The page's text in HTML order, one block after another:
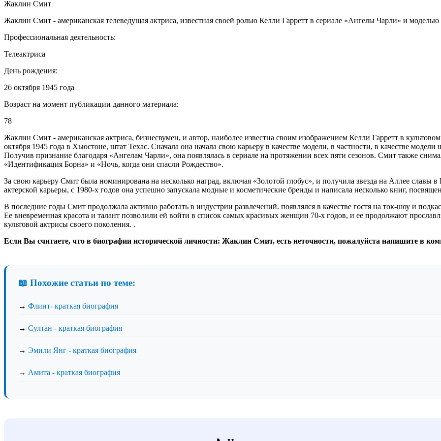
Жаклин Смит
Жаклин Смит - американская телеведущая актриса, известная своей ролью Келли Гарретт в сериале «Ангелы Чарли» и
Профессиональная деятельность:
Телеактриса
День рождения:
26 октября 1945 года
Возраст на момент публикации данного материала:
78
Жаклин Смит - американская актриса, бизнесвумен, и автор, наиболее известна своим изображением Келли Гарретт в
октября 1945 года в Хьюстоне, штат Техас. Сначала она начала свою карьеру в качестве модели, в частности, в качестве
Получив признание благодаря «Ангелам Чарли», она появлялась в сериале на протяжении всех пяти сезонов. Смит также
«Идентификация Борна» и «Ночь, когда они спасли Рождество».
За свою карьеру Смит была номинирована на несколько наград, включая «Золотой глобус», и получила звезда на Аллее славы
актерской карьеры, с 1980-х годов она успешно запускала модные и косметические бренды и написала несколько книг,
В последние годы Смит продолжала активно работать в индустрии развлечений. появлялся в качестве гостя на ток-шоу и
Ее вневременная красота и талант позволили ей войти в список самых красивых женщин 70-х годов, и ее продолжают
культовой актрисы своего поколения. .
Если Вы считаете, что в биографии исторической личности: Жаклин Смит, есть неточности, пожалуйста напишите в
📖 Похожие статьи по теме:
→ Флинт- краткая биография
→ Султан - краткая биография
→ Эмили Янг - краткая биография
→ Амита - краткая биография